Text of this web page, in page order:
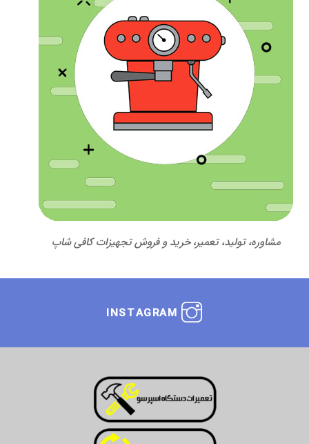
مشاوره، تولید، تعمیر، خرید و فروش تجهیزات کافی شاپ
INSTAGRAM